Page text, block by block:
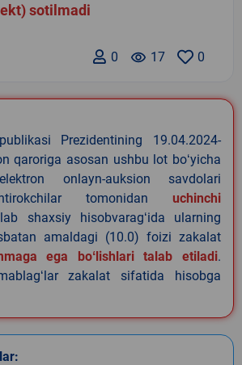
sotilmadi
0
remove_red_eye 17
0
Prezidentining 19.04.2024-
qaroriga asosan ushbu lot boʻyicha
onlayn-auksion savdolari
tomonidan uchinchi
shaxsiy hisobvaragʻida ularning
amaldagi (10.0) foizi zakalat
ega boʻlishlari talab etiladi.
zakalat sifatida hisobga